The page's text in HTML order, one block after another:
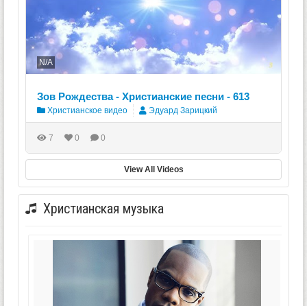
N/A
Зов Рождества - Христианские песни - 613
Христианское видео Эдуард Зарицкий
7 0 0
View All Videos
Христианская музыка